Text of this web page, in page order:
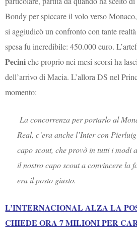
Bondy per spiccare il volo verso
si aggiudicò un confronto con tante
spesa fu incredibile: 450.000 euro.
Peciniche proprio nei mesi scorsi ha
dell’arrivo di Macia. L’allora DS nel
momento:
La concorrenza per portarlo al
Real, c’era anche l’Inter con
capo scout, che provò in tutti i modi
il nostro capo scout a convincere la
era il posto giusto.
L’INTERNACIONAL ALZA LA
CHIEDE ORA 7 MILIONI PER